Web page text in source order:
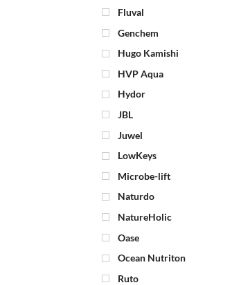
Fluval
Genchem
Hugo Kamishi
HVP Aqua
Hydor
JBL
Juwel
LowKeys
Microbe-lift
Naturdo
NatureHolic
Oase
Ocean Nutriton
Ruto